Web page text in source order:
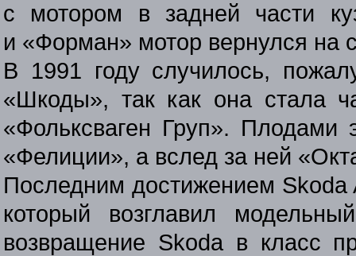
с мотором в задней части
и «Форман» мотор вернулся на
В 1991 году случилось,
«Шкоды», так как она стала
«Фольксваген Груп». Плодами
«Фелиции», а вслед за ней
Последним достижением Skoda
который возглавил
возвращение Skoda в класс